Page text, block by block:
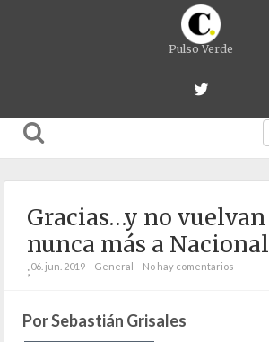
Pulso Verde
Gracias…y no vuelvan
nunca más a Nacional
;06. jun. 2019 General No hay comentarios
Por Sebastián Grisales